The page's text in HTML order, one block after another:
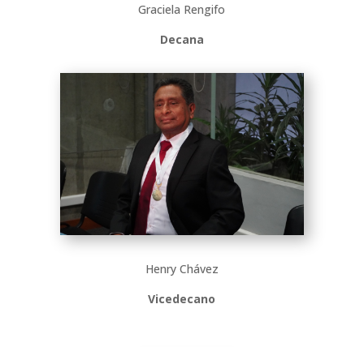
Graciela Rengifo
Decana
Henry Chávez
Vicedecano